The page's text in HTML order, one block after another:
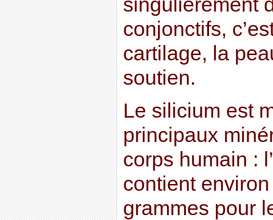
singulièrement
conjonctifs,
cartilage, la
soutien.
Le silicium est
principaux
corps humain :
contient
grammes pour